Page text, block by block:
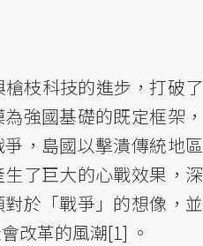
枝科技的進步，打破了
強國基礎的既定框架，
，島國以擊潰傳統地區
了巨大的心戰效果，深
於「戰爭」的想像，並
改革的風潮[1] 。